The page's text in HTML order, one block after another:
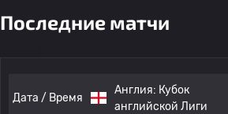
Последние матчи
Дата / Время
Англия: Кубок
английской Лиги